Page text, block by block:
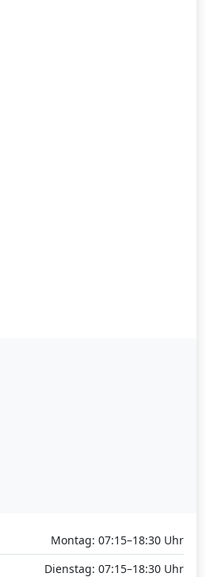
Montag: 07:15–18:30 Uhr
Dienstag: 07:15–18:30 Uhr